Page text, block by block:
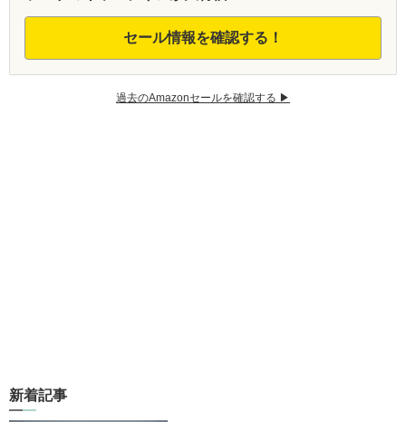
セール情報を確認する！
過去のAmazonセールを確認する ▶︎
新着記事